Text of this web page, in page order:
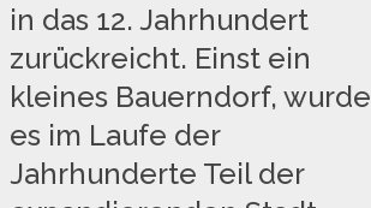
in das 12. Jahrhundert
zurückreicht. Einst ein
kleines Bauerndorf, wurde
es im Laufe der
Jahrhunderte Teil der